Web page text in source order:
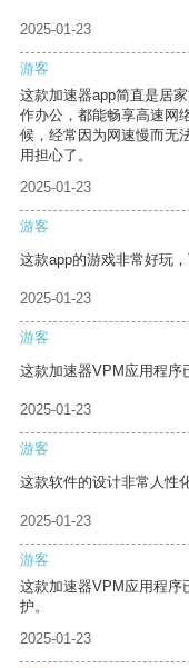
2025-01-23
游客
这款加速器app简直是居
作办公，都能畅享高速网
候，经常因为网速慢而无
用担心了。
2025-01-23
游客
这款app的游戏非常好玩，
2025-01-23
游客
这款加速器VPM应用程序
2025-01-23
游客
这款软件的设计非常人性
2025-01-23
游客
这款加速器VPM应用程序
护。
2025-01-23